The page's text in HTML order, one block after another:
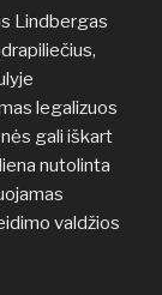
Lindbergas
legalizuos
gali iškart
nutolinta
valdžios